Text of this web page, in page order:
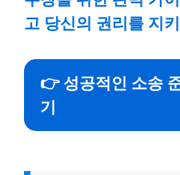
고 당신의 권리를 지
👉 성공적인 소송
기